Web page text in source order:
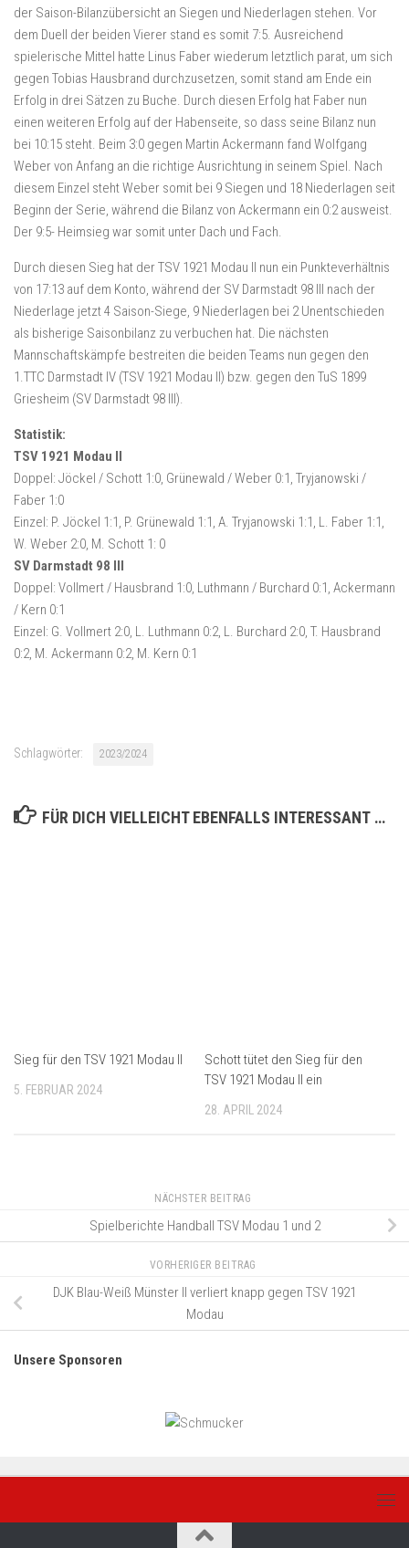
der Saison-Bilanzübersicht an Siegen und Niederlagen stehen. Vor
dem Duell der beiden Vierer stand es somit 7:5. Ausreichend
spielerische Mittel hatte Linus Faber wiederum letztlich parat, um sich
gegen Tobias Hausbrand durchzusetzen, somit stand am Ende ein
Erfolg in drei Sätzen zu Buche. Durch diesen Erfolg hat Faber nun
einen weiteren Erfolg auf der Habenseite, so dass seine Bilanz nun
bei 10:15 steht. Beim 3:0 gegen Martin Ackermann fand Wolfgang
Weber von Anfang an die richtige Ausrichtung in seinem Spiel. Nach
diesem Einzel steht Weber somit bei 9 Siegen und 18 Niederlagen seit
Beginn der Serie, während die Bilanz von Ackermann ein 0:2 ausweist.
Der 9:5- Heimsieg war somit unter Dach und Fach.
Durch diesen Sieg hat der TSV 1921 Modau II nun ein Punkteverhältnis
von 17:13 auf dem Konto, während der SV Darmstadt 98 III nach der
Niederlage jetzt 4 Saison-Siege, 9 Niederlagen bei 2 Unentschieden
als bisherige Saisonbilanz zu verbuchen hat. Die nächsten
Mannschaftskämpfe bestreiten die beiden Teams nun gegen den
1.TTC Darmstadt IV (TSV 1921 Modau II) bzw. gegen den TuS 1899
Griesheim (SV Darmstadt 98 III).
Statistik:
TSV 1921 Modau II
Doppel: Jöckel / Schott 1:0, Grünewald / Weber 0:1, Tryjanowski /
Faber 1:0
Einzel: P. Jöckel 1:1, P. Grünewald 1:1, A. Tryjanowski 1:1, L. Faber 1:1,
W. Weber 2:0, M. Schott 1: 0
SV Darmstadt 98 III
Doppel: Vollmert / Hausbrand 1:0, Luthmann / Burchard 0:1, Ackermann
/ Kern 0:1
Einzel: G. Vollmert 2:0, L. Luthmann 0:2, L. Burchard 2:0, T. Hausbrand
0:2, M. Ackermann 0:2, M. Kern 0:1
Schlagwörter: 2023/2024
FÜR DICH VIELLEICHT EBENFALLS INTERESSANT …
Sieg für den TSV 1921 Modau II
5. FEBRUAR 2024
Schott tütet den Sieg für den
TSV 1921 Modau II ein
28. APRIL 2024
NÄCHSTER BEITRAG
Spielberichte Handball TSV Modau 1 und 2
VORHERIGER BEITRAG
DJK Blau-Weiß Münster II verliert knapp gegen TSV 1921
Modau
Unsere Sponsoren